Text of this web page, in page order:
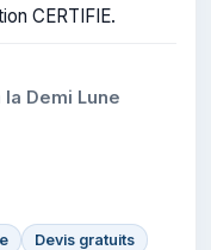
CERTIFIE.
Demi Lune
Devis gratuits